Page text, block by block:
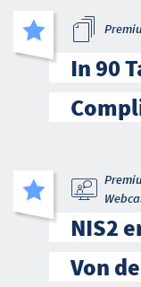
In 90
NIS2
Von